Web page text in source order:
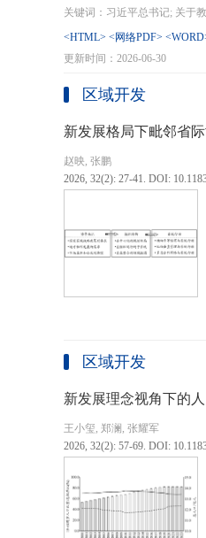
现代化、建设教育强国提供
在：第一，从价值论角度明
值、社会价值、创新价值等
予了新时代教育发展的多重内
回答了新时代“办什么样的教
育改革创新的总体思路和战略
划以及教育主体的培育，创
<HTML> <网络PDF>
更新时间：2026-06-30
区域开发
新发展格局下毗邻省
赵映, 张鹏
2026, 32(2): 27-41. DOI:
区域开发
新发展理念视角下的
王小玺, 郑澜, 张耀军
2026, 32(2): 57-69. DOI: